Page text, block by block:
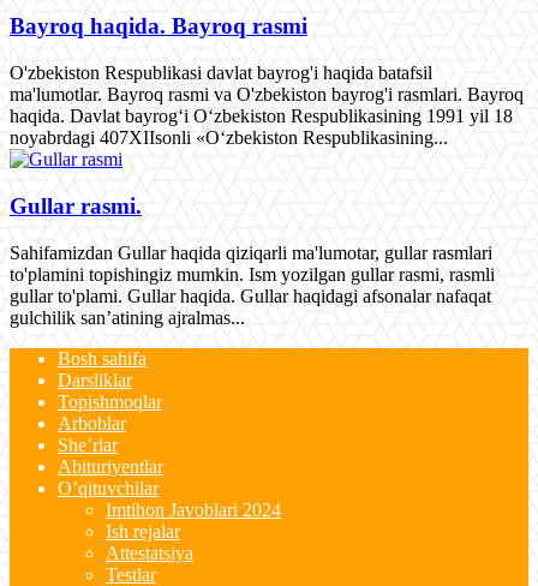
Bayroq haqida. Bayroq rasmi
O'zbekiston Respublikasi davlat bayrog'i haqida batafsil
ma'lumotlar. Bayroq rasmi va O'zbekiston bayrog'i rasmlari. Bayroq
haqida. Davlat bayrog‘i O‘zbekiston Respublikasining 1991 yil 18
noyabrdagi 407­XII­sonli «O‘zbekiston Respublikasining...
Gullar rasmi.
Sahifamizdan Gullar haqida qiziqarli ma'lumotar, gullar rasmlari
to'plamini topishingiz mumkin. Ism yozilgan gullar rasmi, rasmli
gullar to'plami. Gullar haqida. Gullar haqidagi afsonalar nafaqat
gulchilik san’atining ajralmas...
Bosh sahifa
Darsliklar
Topishmoqlar
Arboblar
She’rlar
Abituriyentlar
O’qituvchilar
Imtihon Javoblari 2024
Ish rejalar
Attestatsiya
Testlar